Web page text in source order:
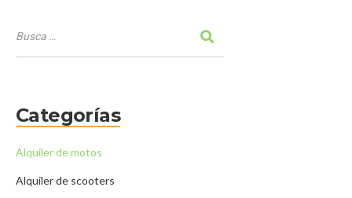
Categorías
Alquiler de motos
Alquiler de scooters